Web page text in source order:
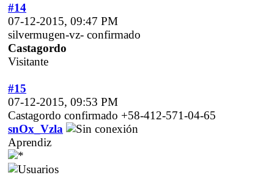
#14
07-12-2015, 09:47 PM
silvermugen-vz- confirmado
Castagordo
Visitante
#15
07-12-2015, 09:53 PM
Castagordo confirmado +58-412-571-04-65
snOx_Vzla
Aprendiz